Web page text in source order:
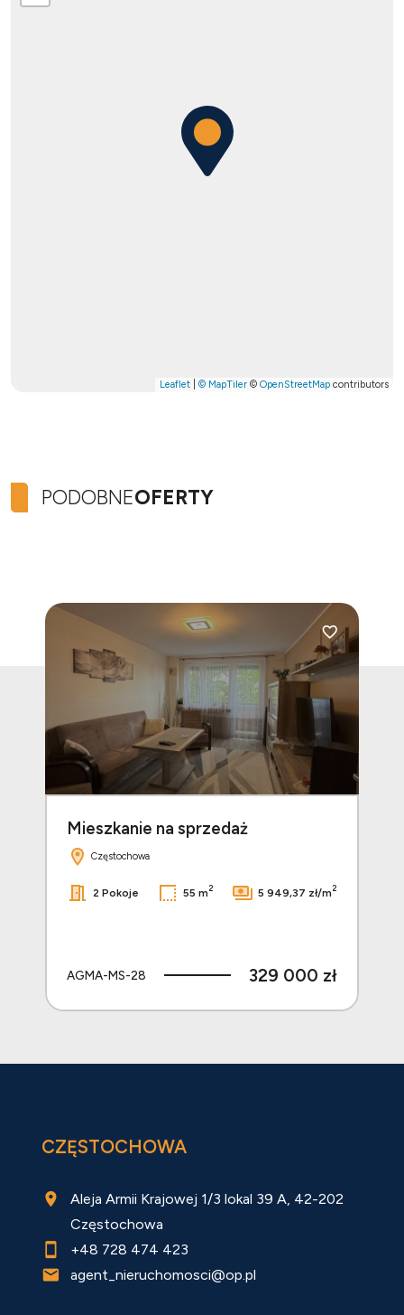
Leaflet © MapTiler © OpenStreetMap contributors
PODOBNEOFERTY
Dodaj do
Mieszkanie na sprzedaż
Częstochowa
2 Pokoje 55 m2 5 949,37 zł/m2
AGMA-MS-28 329 000 zł
CZĘSTOCHOWA
Aleja Armii Krajowej 1/3 lokal 39 A, 42-202
Częstochowa
+48 728 474 423
agent_nieruchomosci@op.pl